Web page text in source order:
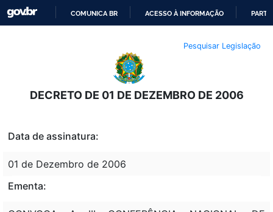
O
CONTEÚDO
COMUNICA BR ACESSO À INFORMAÇÃO
Pesquisar Legislação
DECRETO DE 01 DE DEZEMBRO DE 2006
Data de assinatura:
01 de Dezembro de 2006
Ementa: